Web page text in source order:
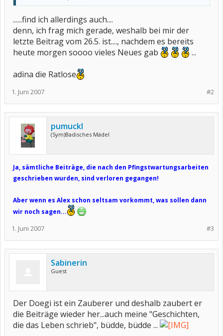
......find ich allerdings auch....
denn, ich frag mich gerade, weshalb bei mir der
letzte Beitrag vom 26.5. ist...., nachdem es bereits
heute morgen soooo vieles Neues gab
...
adina die Ratlose
#2
1. Juni 2007
pumuckl
(Sym)Badisches Mädel
Ja, sämtliche Beiträge, die nach den Pfingstwartungsarbeiten
geschrieben wurden, sind verloren gegangen!
Aber wenn es Alex schon seltsam vorkommt, was sollen dann
wir noch sagen...
#3
1. Juni 2007
Sabinerin
Guest
Der Doegi ist ein Zauberer und deshalb zaubert er
die Beiträge wieder her...auch meine "Geschichten,
die das Leben schrieb", büdde, büdde ...